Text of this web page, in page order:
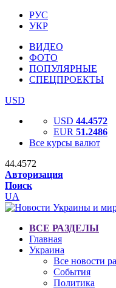
РУС
УКР
ВИДЕО
ФОТО
ПОПУЛЯРНЫЕ
СПЕЦПРОЕКТЫ
USD
USD 44.4572
EUR 51.2486
Все курсы валют
44.4572
Авторизация
Поиск
UA
ВСЕ РАЗДЕЛЫ
Главная
Украина
Все новости
События
Политика